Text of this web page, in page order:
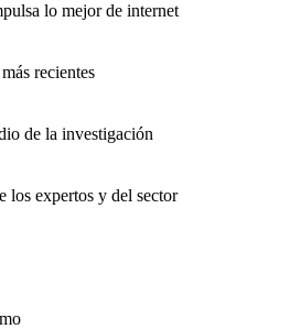
lo mejor de internet
recientes
de la investigación
los expertos y del sector